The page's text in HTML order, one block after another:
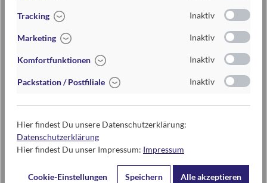
Warnhinweise und weitere Hinweise
Achtung! Nicht geeignet für Kinder unter 3 Jahren.
moses. Verlag GmbH
Arnoldstr. 13d
47906 Kempen
www.moses-verlag.de
Tracking Inaktiv
Marketing Inaktiv
Komfortfunktionen Inaktiv
Packstation / Postfiliale Inaktiv
Hier findest Du unsere Datenschutzerklärung:
Datenschutzerklärung
Hier findest Du unser Impressum: Impressum
Cookie-Einstellungen Speichern Alle akzeptieren